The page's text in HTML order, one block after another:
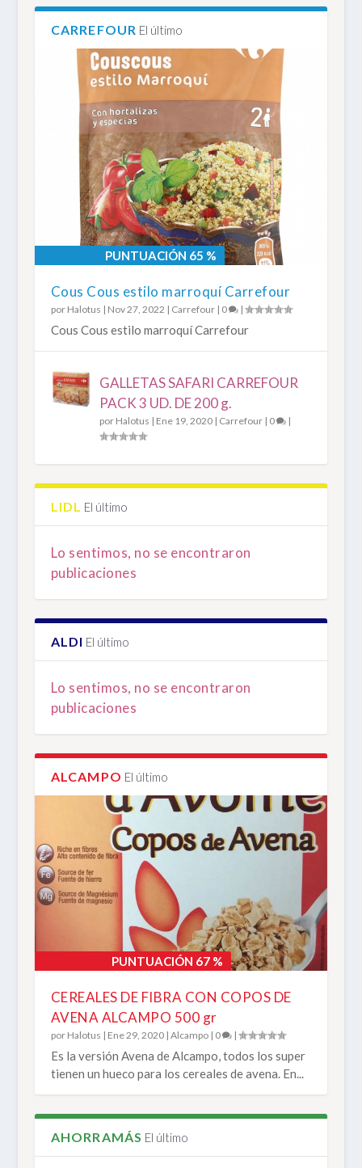
CARREFOUR El último
PUNTUACIÓN 65 %
Cous Cous estilo marroquí Carrefour
por Halotus | Nov 27, 2022 | Carrefour| 0 |
Cous Cous estilo marroquí Carrefour
GALLETAS SAFARI CARREFOUR
PACK 3 UD. DE 200 g.
por Halotus | Ene 19, 2020| Carrefour| 0 |
LIDL El último
Lo sentimos, no se encontraron
publicaciones
ALDI El último
Lo sentimos, no se encontraron
publicaciones
ALCAMPO El último
PUNTUACIÓN 67 %
CEREALES DE FIBRA CON COPOS DE
AVENA ALCAMPO 500 gr
por Halotus | Ene 29, 2020| Alcampo| 0 |
Es la versión Avena de Alcampo, todos los super
tienen un hueco para los cereales de avena. En...
AHORRAMÁS El último